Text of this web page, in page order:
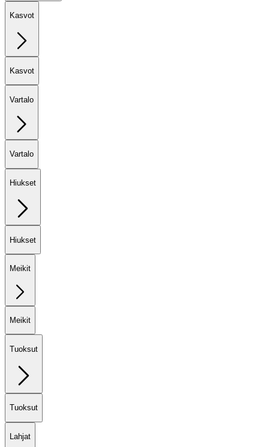
Kasvot
Kasvot
Vartalo
Vartalo
Hiukset
Hiukset
Meikit
Meikit
Tuoksut
Tuoksut
Lahjat